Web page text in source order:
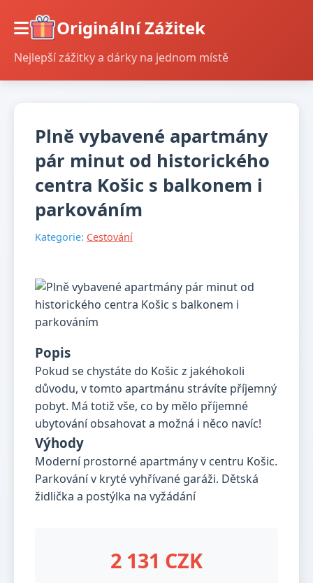
Originální Zážitek
Nejlepší zážitky a dárky na jednom místě
Plně vybavené apartmány
pár minut od historického
centra Košic s balkonem i
parkováním
Kategorie: Cestování
Popis
Pokud se chystáte do Košic z jakéhokoli
důvodu, v tomto apartmánu strávíte příjemný
pobyt. Má totiž vše, co by mělo příjemné
ubytování obsahovat a možná i něco navíc!
Výhody
Moderní prostorné apartmány v centru Košic.
Parkování v kryté vyhřívané garáži. Dětská
židlička a postýlka na vyžádání
2 131 CZK